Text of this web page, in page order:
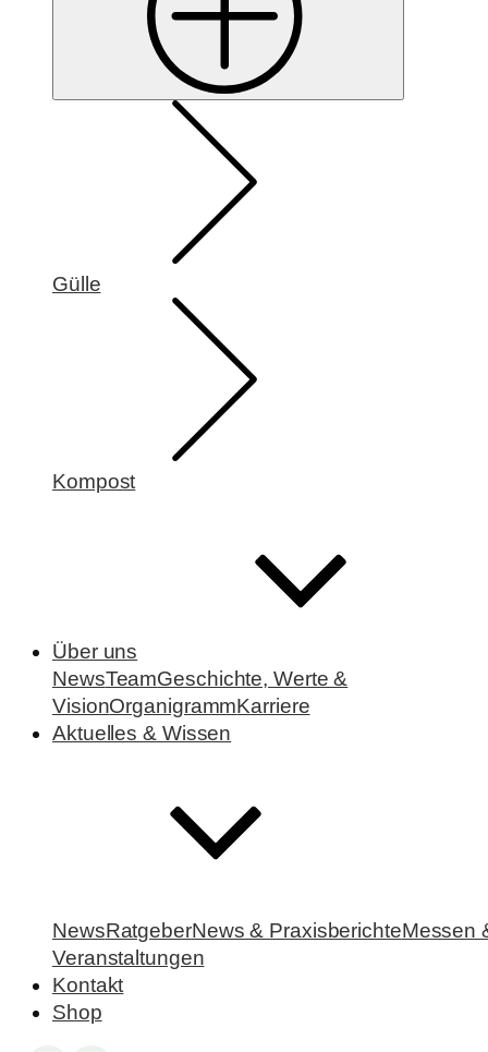
Gülle
Kompost
Über uns
NewsTeamGeschichte, Werte &
VisionOrganigrammKarriere
Aktuelles & Wissen
NewsRatgeberNews & PraxisberichteMessen
Veranstaltungen
Kontakt
Shop